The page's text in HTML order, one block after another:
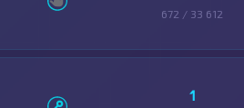
672 / 33 612
1